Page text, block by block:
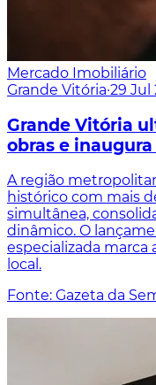
Mercado Imobiliário
Grande Vitória·29 Jul
Grande Vitória
obras e
A região
histórico com mais
simultânea,
dinâmico. O
especializada marca
local.
Fonte: Gazeta da